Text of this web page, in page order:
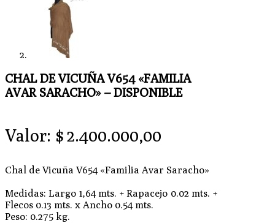
CHAL DE VICUÑA V654 «FAMILIA
AVAR SARACHO» – DISPONIBLE
Valor: $2.400.000,00
Chal de Vicuña V654 «Familia Avar Saracho»
Medidas: Largo 1,64 mts. + Rapacejo 0.02 mts. +
Flecos 0.13 mts. x Ancho 0.54 mts.
Peso: 0.275 kg.